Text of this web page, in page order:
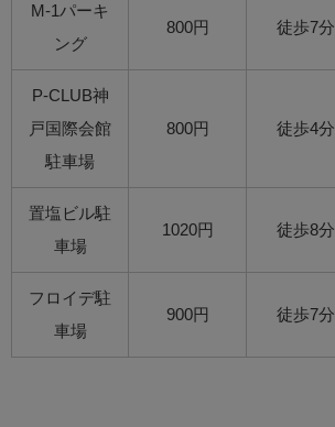
M-1パーキ
ング
800円 徒歩7分
P-CLUB神
戸国際会館
駐車場
800円 徒歩4分
置塩ビル駐
車場
1020円 徒歩8分
フロイデ駐
車場
900円 徒歩7分